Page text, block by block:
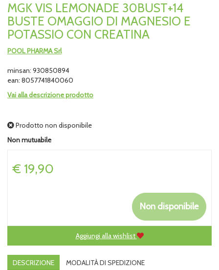
MGK VIS LEMONADE 30BUST+14
BUSTE OMAGGIO DI MAGNESIO E
POTASSIO CON CREATINA
POOL PHARMA Srl
minsan: 930850894
ean: 8057741840060
Vai alla descrizione prodotto
Prodotto non disponibile
Non mutuabile
Prezzo
€ 19,90
Non disponibile
Aggiungi alla wishlist
DESCRIZIONE
MODALITÀ DI SPEDIZIONE